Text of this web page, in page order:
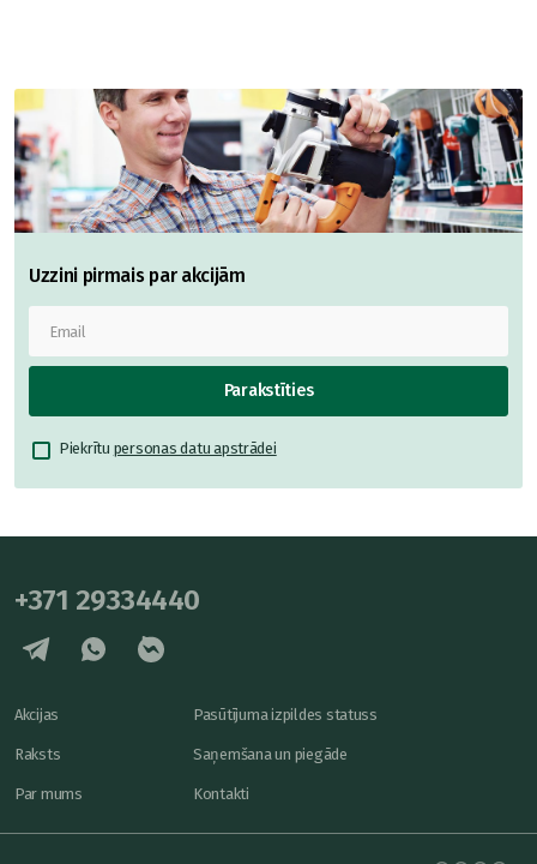
Uzzini pirmais par akcijām
Parakstīties
Piekrītu personas datu apstrādei
+371 29334440
Akcijas
Raksts
Par mums
Pasūtījuma izpildes statuss
Saņemšana un piegāde
Kontakti